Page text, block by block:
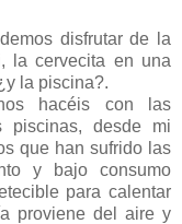
disfrutar de la
la cervecita en una
la piscina?.
hacéis con las
piscinas, desde mi
que han sufrido las
y bajo consumo
para calentar
proviene del aire y